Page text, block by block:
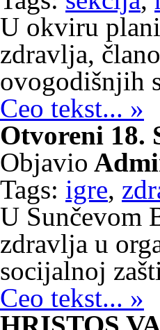
U okviru
zdravlja,
ovogodišnjih
Ceo tekst... »
Otvoreni 18.
Objavio
Tags: igre,
U Sunčevom
zdravlja u
socijalnoj
Ceo tekst... »